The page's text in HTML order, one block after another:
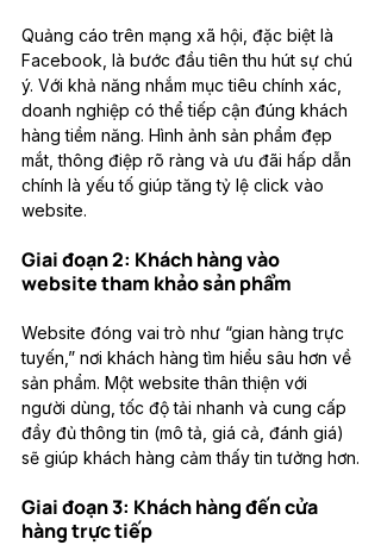
Quảng cáo trên mạng xã hội, đặc biệt là
Facebook, là bước đầu tiên thu hút sự chú
ý. Với khả năng nhắm mục tiêu chính xác,
doanh nghiệp có thể tiếp cận đúng khách
hàng tiềm năng. Hình ảnh sản phẩm đẹp
mắt, thông điệp rõ ràng và ưu đãi hấp dẫn
chính là yếu tố giúp tăng tỷ lệ click vào
website.
Giai đoạn 2: Khách hàng vào
website tham khảo sản phẩm
Website đóng vai trò như “gian hàng trực
tuyến,” nơi khách hàng tìm hiểu sâu hơn về
sản phẩm. Một website thân thiện với
người dùng, tốc độ tải nhanh và cung cấp
đầy đủ thông tin (mô tả, giá cả, đánh giá)
sẽ giúp khách hàng cảm thấy tin tưởng hơn.
Giai đoạn 3: Khách hàng đến cửa
hàng trực tiếp